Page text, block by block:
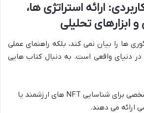
ارائه استراتژی ها،
ابزارهای تحلیلی
ها را بیان نمی کند، بلکه راهنمای عملی
در دنیای واقعی است. به دنبال کتاب هایی
استراتژی های مشخصی برای شناسایی NFT های ارزشمند یا
ارائه می دهند.